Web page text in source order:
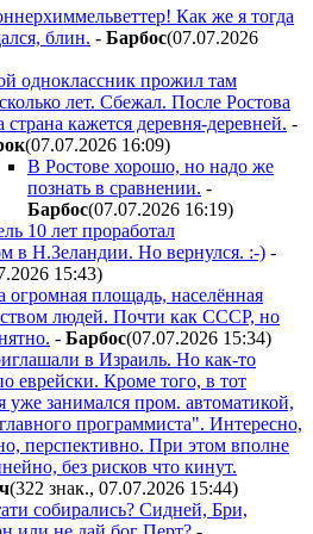
Как же я тогда
блин. - Бapбoc(07.07.2026
одноклассник прожил там
лет. Сбежал. После Ростова
страна кажется деревня-деревней. -
(07.07.2026 16:09)
В Ростове хорошо, но надо же
познать в сравнении. -
Бapбoc(07.07.2026 16:19)
10 лет проработал
в Н.Зеландии. Но вернулся. :-) -
15:43)
огромная площадь, населённая
людей. Почти как СССР, но
- Бapбoc(07.07.2026 15:34)
в Израиль. Но как-то
еврейски. Кроме того, в тот
уже занимался пром. автоматикой,
программиста". Интересно,
перспективно. При этом вполне
без рисков что кинут.
(322 знак., 07.07.2026 15:44)
собирались? Сидней, Бри,